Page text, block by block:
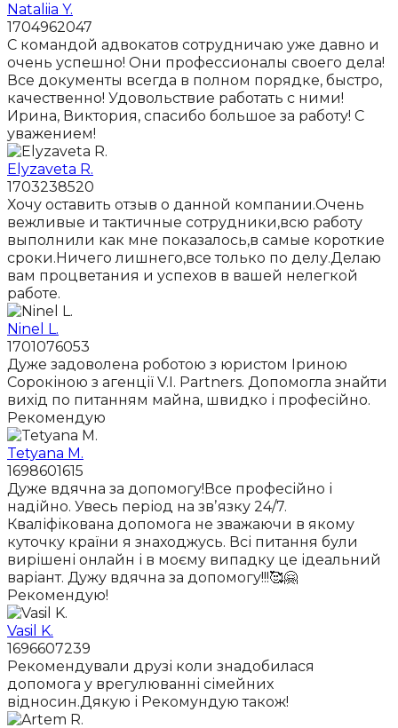
Nataliia Y.
1704962047
С командой адвокатов сотрудничаю уже давно и
очень успешно! Они профессионалы своего дела!
Все документы всегда в полном порядке, быстро,
качественно! Удовольствие работать с ними!
Ирина, Виктория, спасибо большое за работу! С
уважением!
Elyzaveta R.
1703238520
Хочу оставить отзыв о данной компании.Очень
вежливые и тактичные сотрудники,всю работу
выполнили как мне показалось,в самые короткие
сроки.Ничего лишнего,все только по делу.Делаю
вам процветания и успехов в вашей нелегкой
работе.
Ninel L.
1701076053
Дуже задоволена роботою з юристом Іриною
Сорокіною з агенції V.I. Partners. Допомогла знайти
вихід по питанням майна, швидко і професійно.
Рекомендую
Tetyana M.
1698601615
Дуже вдячна за допомогу!Все професійно і
надійно. Увесь період на звʼязку 24/7.
Кваліфікована допомога не зважаючи в якому
куточку країни я знаходжусь. Всі питання були
вирішені онлайн і в моєму випадку це ідеальний
варіант. Дужу вдячна за допомогу!!!🥰🤗
Рекомендую!
Vasil K.
1696607239
Рекомендували друзі коли знадобилася
допомога у врегулюванні сімейних
відносин.Дякую і Рекомундую також!